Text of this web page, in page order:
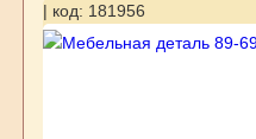
| код: 181956